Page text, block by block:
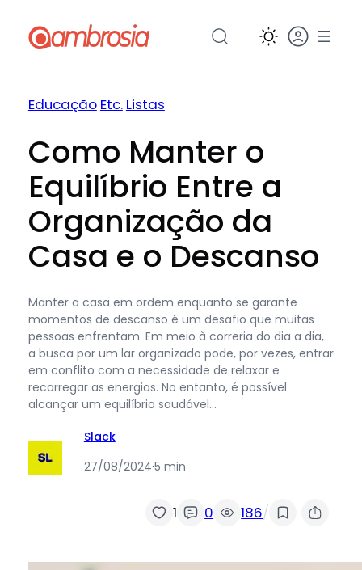
para
Educação Etc. Listas
Como Manter o
Equilíbrio Entre a
Organização da
Casa e o Descanso
Manter a casa em ordem enquanto se garante
momentos de descanso é um desafio que muitas
pessoas enfrentam. Em meio à correria do dia a dia,
a busca por um lar organizado pode, por vezes, entrar
em conflito com a necessidade de relaxar e
recarregar as energias. No entanto, é possível
alcançar um equilíbrio saudável…
Slack
27/08/2024·5 min
1 0 186/